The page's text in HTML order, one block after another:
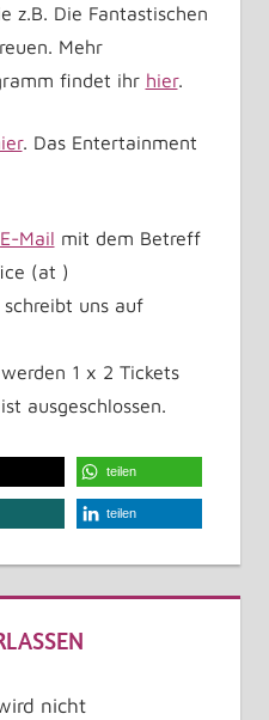
z.B. Die Fantastischen
Mehr
findet ihr hier.
. Das Entertainment
E-Mail mit dem Betreff
(at )
uns auf
1 x 2 Tickets
ausgeschlossen.
teilen
teilen
nicht